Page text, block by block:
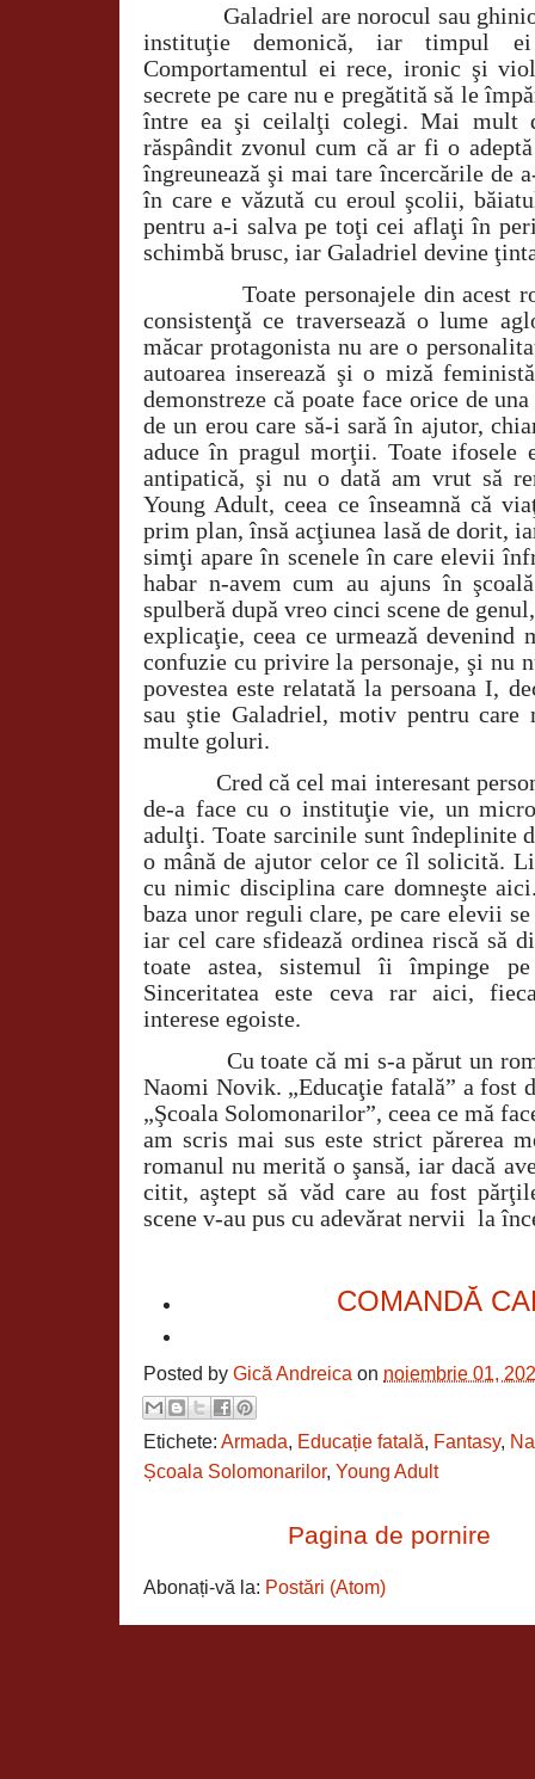
Galadriel are norocul sau
instituţie demonică, iar timpul
Comportamentul ei rece, ironic şi
secrete pe care nu e pregătită să le
între ea şi ceilalţi colegi. Mai mult
răspândit zvonul cum că ar fi o
îngreunează şi mai tare încercările de
în care e văzută cu eroul şcolii,
pentru a-i salva pe toţi cei aflaţi în
schimbă brusc, iar Galadriel devine
Toate personajele din acest
consistenţă ce traversează o lume
măcar protagonista nu are o
autoarea inserează şi o miză
demonstreze că poate face orice de
de un erou care să-i sară în ajutor,
aduce în pragul morţii. Toate ifosele
antipatică, şi nu o dată am vrut să
Young Adult, ceea ce înseamnă că
prim plan, însă acţiunea lasă de dorit,
simţi apare în scenele în care elevii
habar n-avem cum au ajuns în
spulberă după vreo cinci scene de
explicaţie, ceea ce urmează
confuzie cu privire la personaje, şi nu
povestea este relatată la persoana I,
sau ştie Galadriel, motiv pentru care
multe goluri.
Cred că cel mai interesant
de-a face cu o instituţie vie, un
adulţi. Toate sarcinile sunt îndeplinite
o mână de ajutor celor ce îl solicită.
cu nimic disciplina care domneşte
baza unor reguli clare, pe care elevii
iar cel care sfidează ordinea riscă să
toate astea, sistemul îi împinge
Sinceritatea este ceva rar aici,
interese egoiste.
Cu toate că mi s-a părut un
Naomi Novik. „Educaţie fatală” a fost
„Şcoala Solomonarilor”, ceea ce mă
am scris mai sus este strict părerea
romanul nu merită o şansă, iar dacă
citit, aştept să văd care au fost
scene v-au pus cu adevărat nervii la
COMANDĂ
Posted by Gică Andreica on noiembrie 01,
Etichete: Armada, Educație fatală, Fantasy,
Școala Solomonarilor, Young Adult
Pagina de pornire
Abonați-vă la: Postări (Atom)